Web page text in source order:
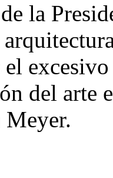
la
del arte
Meyer.